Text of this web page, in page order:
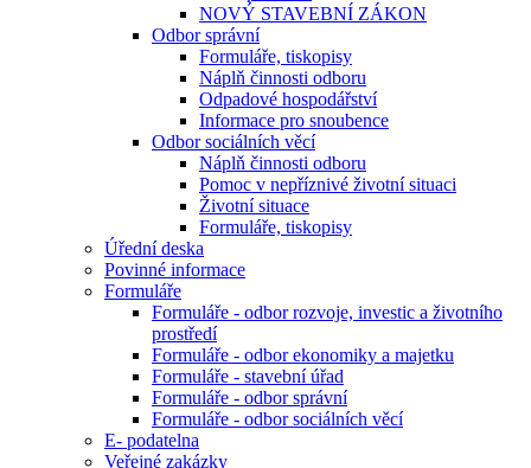
NOVÝ STAVEBNÍ ZÁKON
Odbor správní
Formuláře, tiskopisy
Náplň činnosti odboru
Odpadové hospodářství
Informace pro snoubence
Odbor sociálních věcí
Náplň činnosti odboru
Pomoc v nepříznivé životní situaci
Životní situace
Formuláře, tiskopisy
Úřední deska
Povinné informace
Formuláře
Formuláře - odbor rozvoje, investic a životního
prostředí
Formuláře - odbor ekonomiky a majetku
Formuláře - stavební úřad
Formuláře - odbor správní
Formuláře - odbor sociálních věcí
E- podatelna
Veřejné zakázky